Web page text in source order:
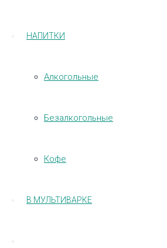
НАПИТКИ
Алкогольные
Безалкогольные
Кофе
В МУЛЬТИВАРКЕ